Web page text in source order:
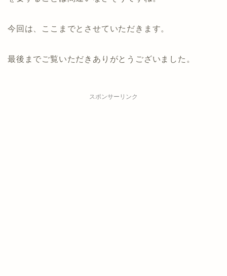
今回は、ここまでとさせていただきます。
最後までご覧いただきありがとうございました。
スポンサーリンク